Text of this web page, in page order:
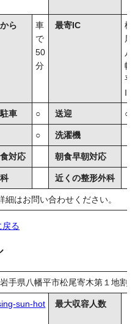
ら
車
で
50
分
最寄IC
松
尾
八
幡
平
IC
車 ○ 送迎 ○
○ 洗濯機
対応 朝食早朝対応
近くの整形外科
細はお問い合わせください。
戻る
手県八幡平市松尾寄木第１地割
sun-hot
最大収容人数